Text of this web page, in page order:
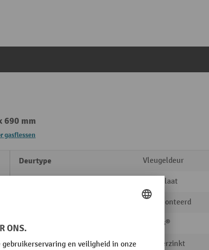
690 mm
gasflessen
Deurtype Vleugeldeur
Staalplaat
gedemonteerd
Merk asecos®
Oppervlak vuurverzinkt